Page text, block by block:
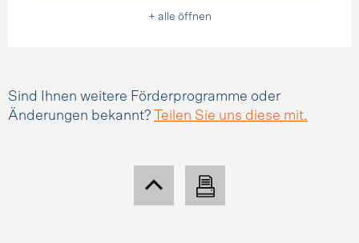
+ alle öffnen
Sind Ihnen weitere Förderprogramme oder
Änderungen bekannt?
Teilen Sie uns diese mit.